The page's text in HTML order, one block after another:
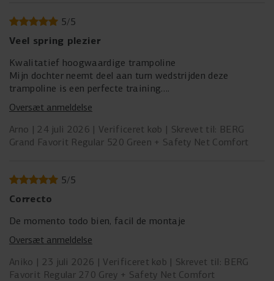
5/5
Veel spring plezier
Kwalitatief hoogwaardige trampoline
Mijn dochter neemt deel aan turn wedstrijden deze
trampoline is een perfecte training.
Ze is nu veel vaker buiten en in beweging,ideaal dus.
Oversæt anmeldelse
Arno
24 juli 2026 Verificeret køb
Skrevet til: BERG
Grand Favorit Regular 520 Green + Safety Net Comfort
5/5
Correcto
De momento todo bien, facil de montaje
Oversæt anmeldelse
Aniko
23 juli 2026 Verificeret køb
Skrevet til: BERG
Favorit Regular 270 Grey + Safety Net Comfort